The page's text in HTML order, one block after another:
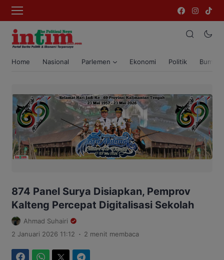
Home Nasional Parlemen Ekonomi Politik Bumi
874 Panel Surya Disiapkan, Pemprov
Kalteng Percepat Digitalisasi Sekolah
Ahmad Suhairi
2 Januari 2026 11:12 . 2 menit membaca